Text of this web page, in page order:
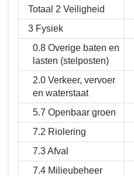
Totaal 2 Veiligheid
3 Fysiek
0.8 Overige baten en
lasten (stelposten)
2.0 Verkeer, vervoer
en waterstaat
5.7 Openbaar groen
7.2 Riolering
7.3 Afval
7.4 Milieubeheer